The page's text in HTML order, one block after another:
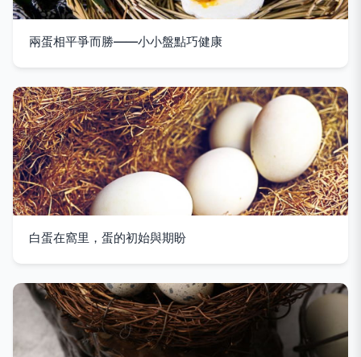
兩蛋相平爭而勝——小小盤點巧健康
白蛋在窩里，蛋的初始與期盼